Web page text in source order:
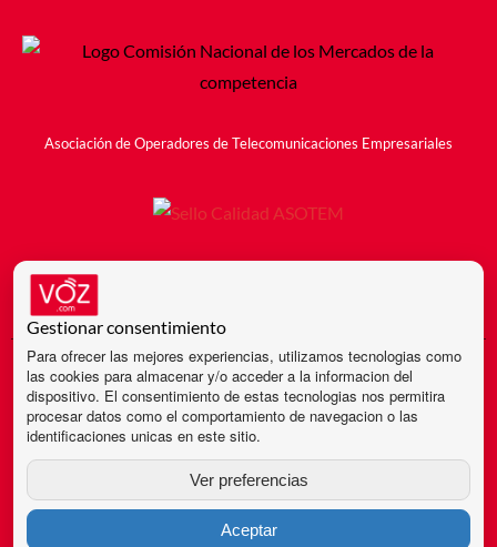
Asociación de Operadores de Telecomunicaciones Empresariales
© 2024 - 2004 VOZ ® Todos los derechos reservados
Aviso Legal
Política de Privacidad
Gestionar consentimiento
Para ofrecer las mejores experiencias, utilizamos tecnologias como
las cookies para almacenar y/o acceder a la informacion del
dispositivo. El consentimiento de estas tecnologias nos permitira
procesar datos como el comportamiento de navegacion o las
identificaciones unicas en este sitio.
Ver preferencias
Aceptar